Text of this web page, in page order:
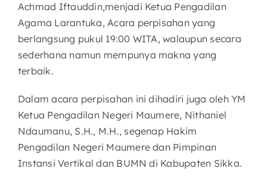
Achmad Iftauddin,menjadi Ketua Pengadilan
Agama Larantuka, Acara perpisahan yang
berlangsung pukul 19:00 WITA, walaupun secara
sederhana namun mempunya makna yang
terbaik.
Dalam acara perpisahan ini dihadiri juga oleh YM
Ketua Pengadilan Negeri Maumere, Nithaniel
Ndaumanu, S.H., M.H., segenap Hakim
Pengadilan Negeri Maumere dan Pimpinan
Instansi Vertikal dan BUMN di Kabupaten Sikka.